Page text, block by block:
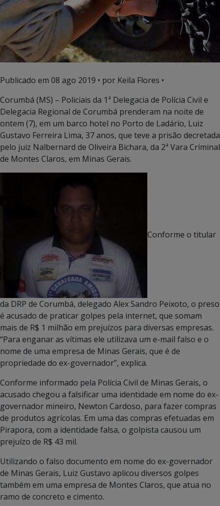
Publicado em 08 ago 2019 • por Keila Flores •
Corumbá (MS) – Policiais da 1ª Delegacia de Polícia Civil e
Delegacia Regional de Corumbá prenderam na noite de
ontem (7), em um barco hotel no Porto de Ladário, Luiz
Gustavo Ferreira Lima, 37 anos, que teve a prisão decretada
pelo juiz Nalbernard de Oliveira Bichara, da 2ª Vara Criminal
de Montes Claros, em Minas Gerais.
Conforme o titular
da DRP de Corumbá, delegado Alex Sandro Peixoto, o preso
é acusado de praticar golpes pela internet, que somam
mais de R$ 1 milhão em prejuízos para diversas empresas.
“Para enganar as vítimas ele utilizava um e-mail falso e o
nome de uma empresa de Minas Gerais, que é de
propriedade do ex-governador”, explica.
Conforme informado pela Polícia Civil de Minas Gerais, o
acusado chegou a falsificar uma identidade em nome do ex-
governador mineiro, Newton Cardoso, para fazer compras
de produtos agrícolas. Em uma das compras efetuadas em
Pirapora, com a identidade falsa, o golpista causou um
prejuízo de R$ 43 mil.
Utilizando o falso documento em nome do ex-governador
de Minas Gerais, Luiz Gustavo aplicou diversos golpes
também em uma empresa de Montes Claros, que atua no
ramo de concreto e cimento.